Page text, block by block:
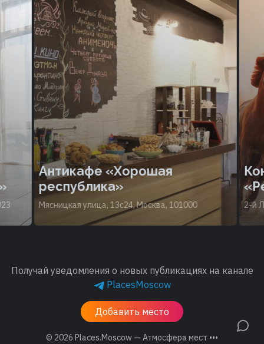
Антикафе «Хорошая
республика»
Мясницкая улица, 13с24, Москва, 101000 2-й
Получай уведомления о новых публикациях на канале
PlacesMoscow
Добавить место
© 2026 Places.Moscow — Атмосфера мест •••